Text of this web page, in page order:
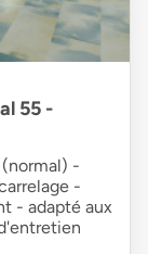
55 -
-
-
- adapté aux